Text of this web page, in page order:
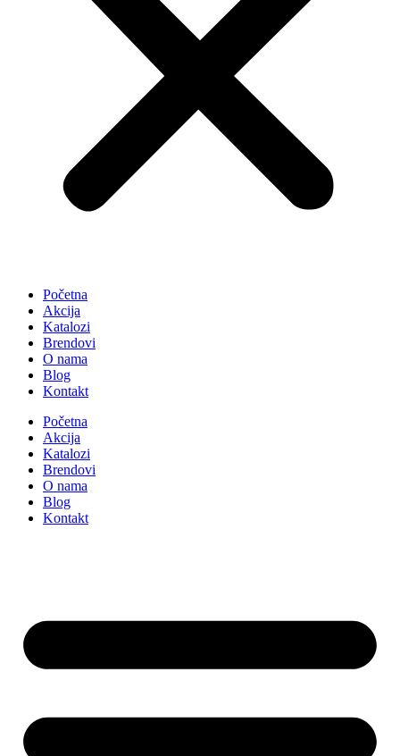
Početna
Akcija
Katalozi
Brendovi
O nama
Blog
Kontakt
Početna
Akcija
Katalozi
Brendovi
O nama
Blog
Kontakt